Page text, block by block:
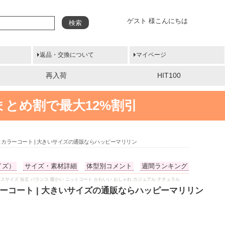
ゲスト 様こんにちは
検索
返品・交換について マイページ
再入荷 HIT100
め割で最大12%割引
ラーコート | 大きいサイズの通販ならハッピーマリリン
） サイズ・素材詳細 体型別コメント 週間ランキング
サイズ 短丈 バランス 暖かい ニットコート かわいい おしゃれ カジュアル ナチュラル
コート | 大きいサイズの通販ならハッピーマリリン